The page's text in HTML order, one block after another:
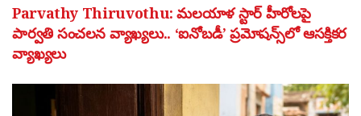
Parvathy Thiruvothu: మలయాళ స్టార్ హీరోలపై
పార్వతి సంచలన వ్యాఖ్యలు.. ‘ఐనోబడీ’ ప్రమోషన్స్‌లో ఆసక్తికర
వ్యాఖ్యలు